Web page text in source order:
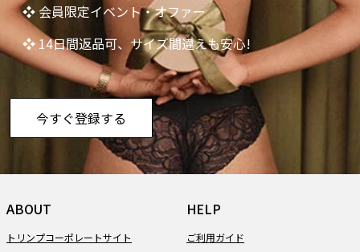
❖ 会員限定イベント・オファー
❖ 14日間返品可、サイズ間違えも安心!
今すぐ登録する
ABOUT
トリンプコーポレートサイト
HELP
ご利用ガイド